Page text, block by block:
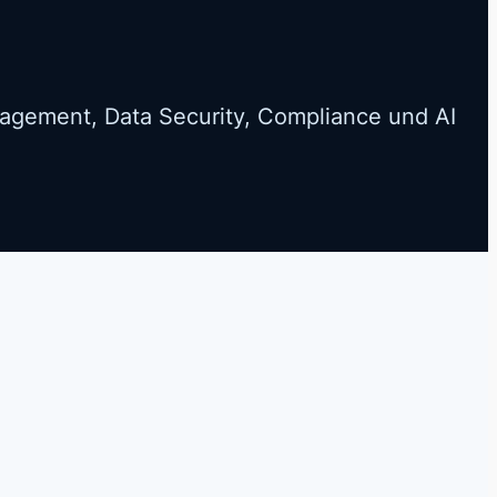
Data Security, Compliance und AI